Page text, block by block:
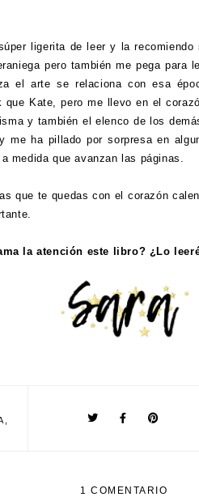
ligerita de leer y la
pero también me pega para
el arte se relaciona con esa
que Kate, pero me llevo en el
y también el elenco de los
me ha pillado por sorpresa en
medida que avanzan las páginas.
que te quedas con el corazón
la atención este libro? ¿Lo
1 COMENTARIO